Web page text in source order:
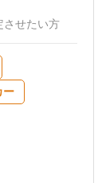
させたい方
ー